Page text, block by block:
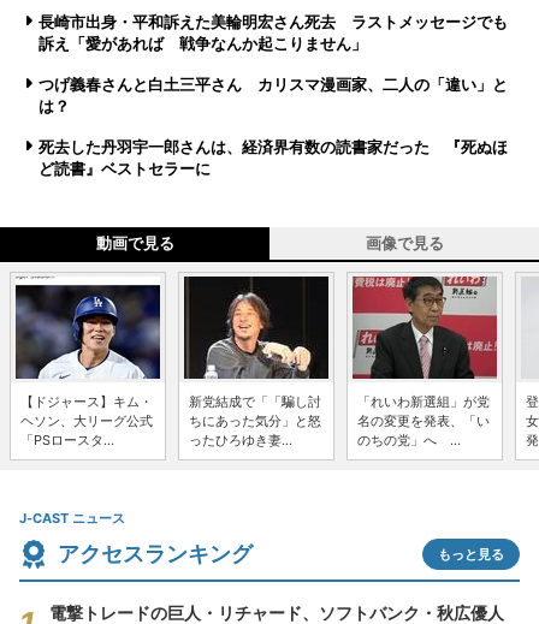
長崎市出身・平和訴えた美輪明宏さん死去 ラストメッセージでも
訴え「愛があれば 戦争なんか起こりません」
つげ義春さんと白土三平さん カリスマ漫画家、二人の「違い」と
は？
死去した丹羽宇一郎さんは、経済界有数の読書家だった 『死ぬほ
ど読書』ベストセラーに
動画で見る 画像で見る
【ドジャース】キム・
ヘソン、大リーグ公式
「PSロースタ...
新党結成で「「騙し討
ちにあった気分」と怒
ったひろゆき妻...
「れいわ新選組」が党
名の変更を発表、「い
のちの党」へ ...
J-CAST ニュース
アクセスランキング もっと見る
電撃トレードの巨人・リチャード、ソフトバンク・秋広優人